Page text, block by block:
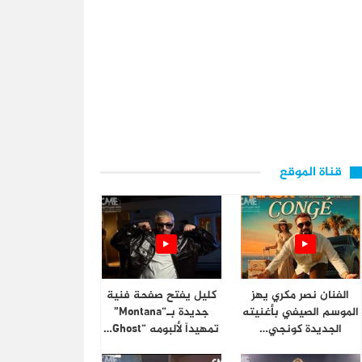
قناة الموقع
الفنان نصر مكري يهز
الموسم الصيفي بأغنيته
الجديدة كونجي…
كليل يفتح صفحة فنية
جديدة بـ“Montana”
تمهيداً لألبومه “Ghost…